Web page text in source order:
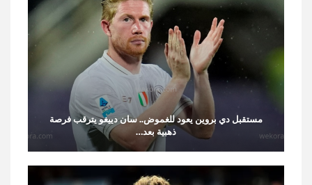
مستقبل دي بروين يعود للغموض.. سان دييغو يترقب فرصة
ذهبية بعد…